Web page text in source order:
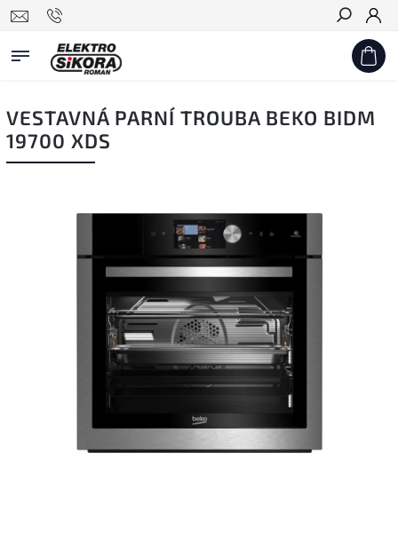
Hledat
VESTAVNÁ PARNÍ TROUBA BEKO BIDM
19700 XDS